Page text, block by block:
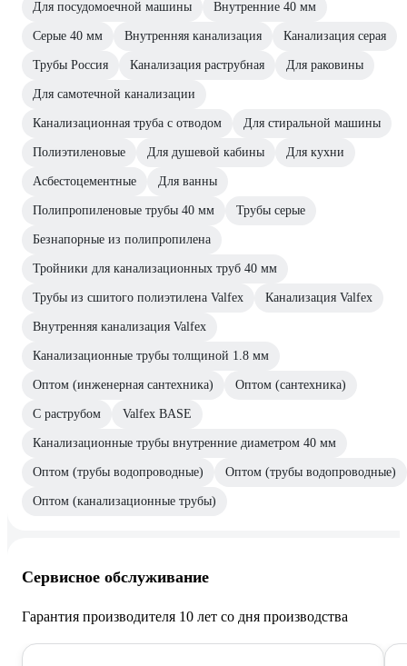
Для посудомоечной машины Внутренние 40 мм
Серые 40 мм Внутренняя канализация Канализация серая
Трубы Россия Канализация раструбная Для раковины
Для самотечной канализации
Канализационная труба с отводом Для стиральной машины
Полиэтиленовые Для душевой кабины Для кухни
Асбестоцементные Для ванны
Полипропиленовые трубы 40 мм Трубы серые
Безнапорные из полипропилена
Тройники для канализационных труб 40 мм
Трубы из сшитого полиэтилена Valfex Канализация Valfex
Внутренняя канализация Valfex
Канализационные трубы толщиной 1.8 мм
Оптом (инженерная сантехника) Оптом (сантехника)
С раструбом Valfex BASE
Канализационные трубы внутренние диаметром 40 мм
Оптом (трубы водопроводные) Оптом (трубы водопроводные)
Оптом (канализационные трубы)
Сервисное обслуживание
Гарантия производителя 10 лет со дня производства